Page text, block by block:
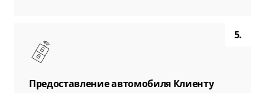
5.
Предоставление автомобиля Клиенту